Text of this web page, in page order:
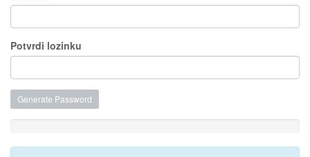
Potvrdi lozinku
Generate Password